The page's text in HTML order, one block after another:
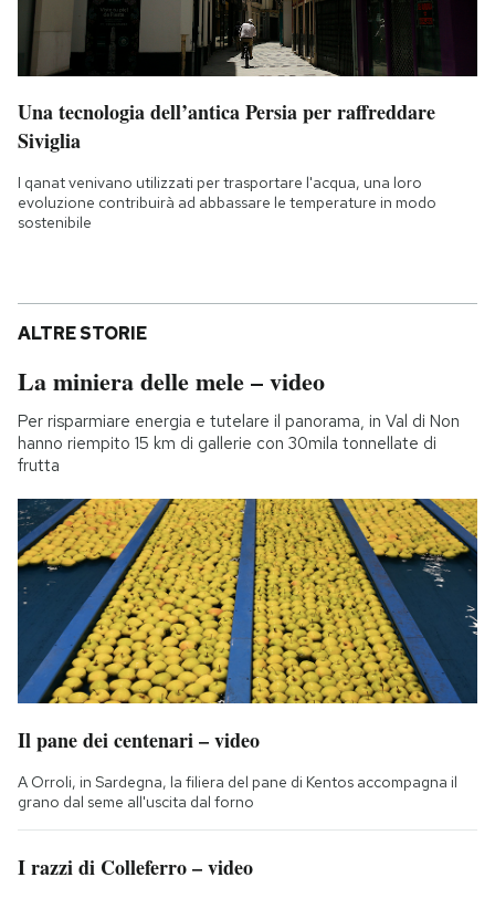
Una tecnologia dell’antica Persia per raffreddare
Siviglia
I qanat venivano utilizzati per trasportare l'acqua, una loro
evoluzione contribuirà ad abbassare le temperature in modo
sostenibile
ALTRE STORIE
La miniera delle mele – video
Per risparmiare energia e tutelare il panorama, in Val di Non
hanno riempito 15 km di gallerie con 30mila tonnellate di
frutta
Il pane dei centenari – video
A Orroli, in Sardegna, la filiera del pane di Kentos accompagna il
grano dal seme all'uscita dal forno
I razzi di Colleferro – video